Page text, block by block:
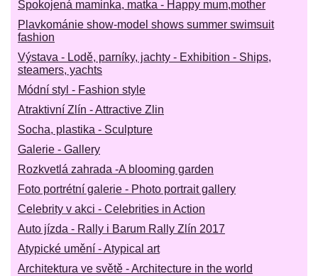
Spokojená maminka, matka - Happy mum,mother
Plavkománie show-model shows summer swimsuit
fashion
Výstava - Lodě, parníky, jachty - Exhibition - Ships,
steamers, yachts
Módní styl - Fashion style
Atraktivní Zlín - Attractive Zlin
Socha, plastika - Sculpture
Galerie - Gallery
Rozkvetlá zahrada -A blooming garden
Foto portrétní galerie - Photo portrait gallery
Celebrity v akci - Celebrities in Action
Auto jízda - Rally i Barum Rally Zlín 2017
Atypické umění - Atypical art
Architektura ve světě - Architecture in the world